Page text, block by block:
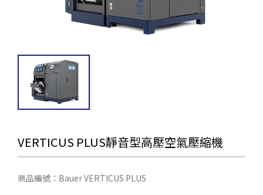
VERTICUS PLUS靜音型高壓空氣壓縮機
商品編號：Bauer VERTICUS PLUS